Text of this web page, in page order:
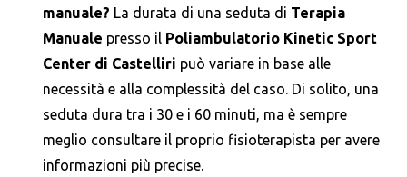
manuale? La durata di una seduta di Terapia
Manuale presso il Poliambulatorio Kinetic Sport
Center di Castelliri può variare in base alle
necessità e alla complessità del caso. Di solito, una
seduta dura tra i 30 e i 60 minuti, ma è sempre
meglio consultare il proprio fisioterapista per avere
informazioni più precise.